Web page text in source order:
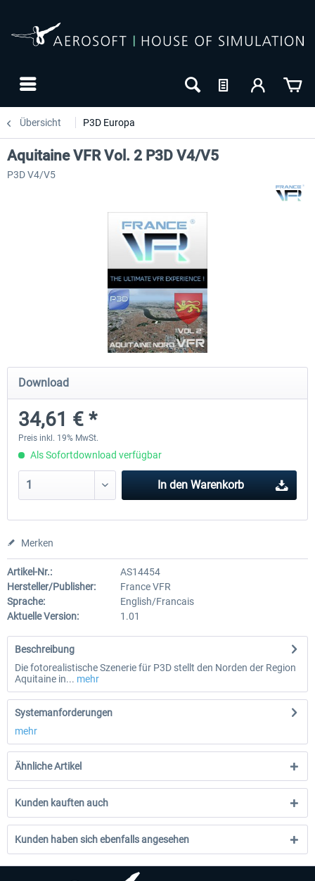
Übersicht P3D Europa
Hamburg-Finkenwerder
11,90 € *
Madeira X Evolution
Aquitaine VFR Vol. 2 P3D V4/V5
P3D V4/V5
Download
34,61 € *
Preis inkl. 19% MwSt.
Als Sofortdownload verfügbar
In den Warenkorb
Merken
Artikel-Nr.:
AS14454
Hersteller/Publisher:
France VFR
Sprache:
English/Francais
Aktuelle Version:
1.01
Beschreibung
Die fotorealistische Szenerie für P3D stellt den Norden der Region
Aquitaine in... mehr
Systemanforderungen
mehr
Ähnliche Artikel
Kunden kauften auch
Kunden haben sich ebenfalls angesehen